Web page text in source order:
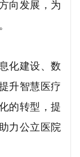
向发展，为
化建设、数
升智慧医疗
的转型，提
力公立医院